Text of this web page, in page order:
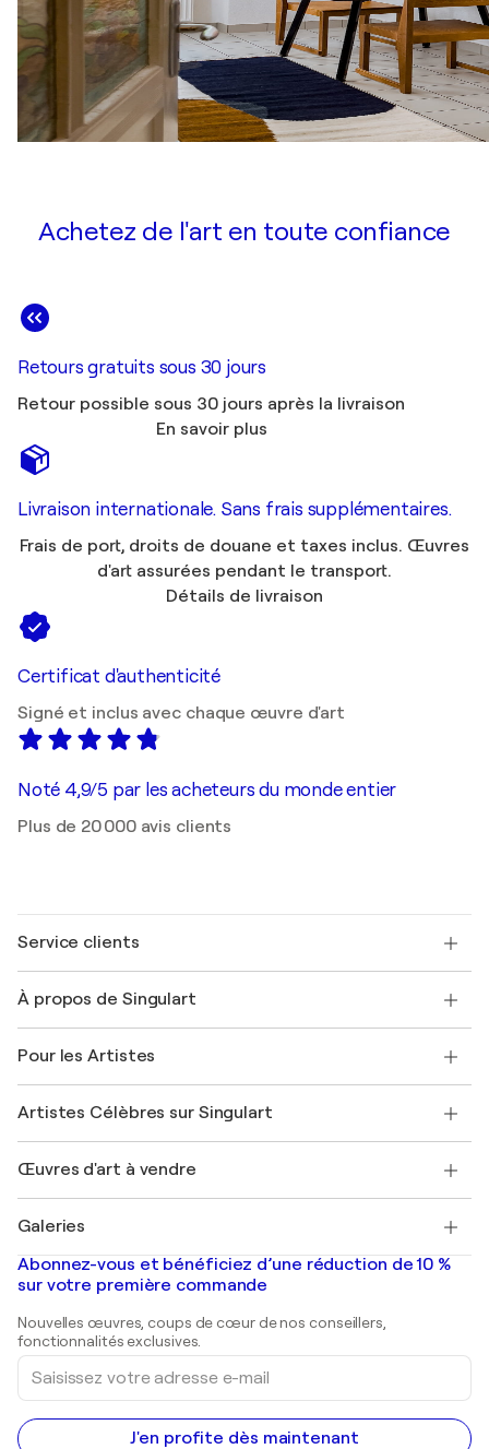
Achetez de l'art en toute confiance
Retours gratuits sous 30 jours
Retour possible sous 30 jours après la livraison
En savoir plus
Livraison internationale. Sans frais supplémentaires.
Frais de port, droits de douane et taxes inclus. Œuvres
d'art assurées pendant le transport.
Détails de livraison
Certificat d'authenticité
Signé et inclus avec chaque œuvre d'art
Noté 4,9/5 par les acheteurs du monde entier
Plus de 20 000 avis clients
Service clients
Expédition
Offrir une carte cadeau
Rejoignez notre programme commercial
Mon compte
+33 1 76 44 06 42
À propos de Singulart
FAQ
Magazine Singulart
Emplois
Découvrez une sélection d'art original
Pour les Artistes
Se connecter en tant qu'Artiste
Artistes Célèbres sur Singulart
Marc Chagall
Banksy
Mr. Brainwash
Shepard Fairey
Œuvres d'art à vendre
Tableaux abstraits à vendre
Peintures de paysage
Estampes
Peintures acryliques
Galeries
Galeries d'art en France
Galeries d'art en Belgique
Abonnez-vous et bénéficiez d’une réduction de 10 %
sur votre première commande
Nouvelles œuvres, coups de cœur de nos conseillers,
fonctionnalités exclusives.
Saisissez
votre
adresse
e-
mail
J'en profite dès maintenant